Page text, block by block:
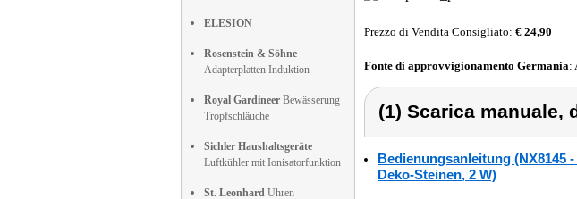
ELESION
Rosenstein & Söhne
Adapterplatten Induktion
Royal Gardineer Bewässerung
Tropfschläuche
Sichler Haushaltsgeräte
Luftkühler mit Ionisatorfunktion
St. Leonhard Uhren
Prezzo di Vendita Consigliato: € 24,90
Fonte di approvvigionamento Germania:
(1) Scarica manuale,
Bedienungsanleitung (NX8145
Deko-Steinen, 2 W)